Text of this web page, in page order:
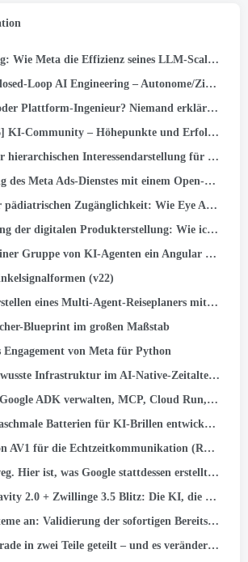
die Effizienz seines LLM-Scale Ads Foundation-Modells verdoppelte
– Autonome/Zielausführung für selbstkorrigierende Pipelines auf…
Niemand erklärt dieses verwirrende Problem mit der neuen Berufsbezeichnung (2026 Führung)
– Höhepunkte und Erfolge der Aktivitäten
Interessendarstellung für die Deep-Funnel-Optimierung von Meta-Anzeigen
Ads-Dienstes mit einem Open-Source-Kernel-Scheduler
Wie Eye Aim Arena das Google WebAI-Ökosystem nutzt- LiteRT.js
Wie ich in wenigen Minuten ein 55-Labyrinth-Aktivitätsbuch für Kinder erstellt habe mit …
KI-Agenten ein Angular v22-Buch-Update verschickt. Hier ist das System
(v22)
eines Multi-Agent-Reiseplaners mit Google ADK
Blueprint im großen Maßstab
Engagement von Meta für Python
im AI-Native-Zeitalter: Eine Fallstudie zur Vermögensklassifizierung
verwalten, MCP, Cloud Run, Streamlit, und OIDC-Authentifizierung
Batterien für KI-Brillen entwickelt hat
für die Echtzeitkommunikation (RTC) im Maßstab
Hier ist, was Google stattdessen erstellt hat.
3.5 Blitz: Die KI, die codiert, Tests, und Schiffe – ohne dich.
Validierung der sofortigen Bereitschaft für einen Stromausfall
Teile geteilt – und es verändert alles an der KI-Infrastruktur